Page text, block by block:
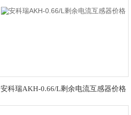
安科瑞AKH-0.66/L剩余电流互感器价格